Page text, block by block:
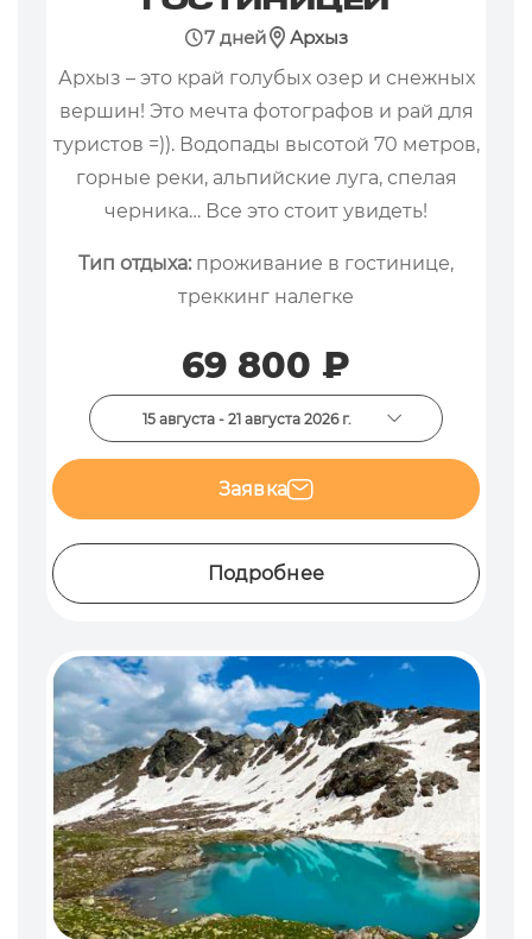
7 дней
Архыз
Архыз – это край голубых озер и снежных
вершин! Это мечта фотографов и рай для
туристов =)). Водопады высотой 70 метров,
горные реки, альпийские луга, спелая
черника… Все это стоит увидеть!
Тип отдыха: проживание в гостинице,
треккинг налегке
69 800 ₽
15 августа - 21 августа 2026 г.
Подробнее
Заявка